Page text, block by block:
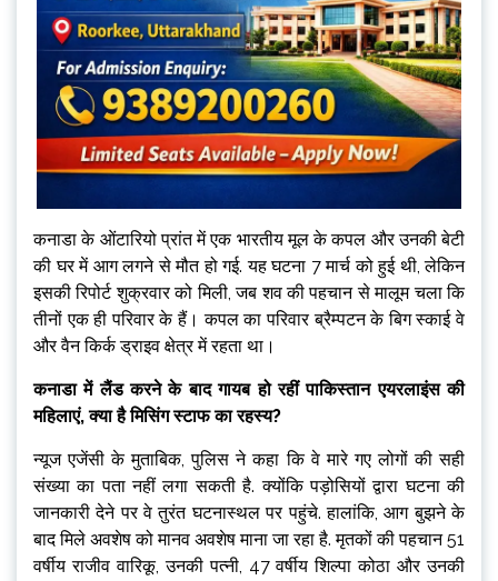
कनाडा के ओंटारियो प्रांत में एक भारतीय मूल के कपल और उनकी बेटी
की घर में आग लगने से मौत हो गई. यह घटना 7 मार्च को हुई थी, लेकिन
इसकी रिपोर्ट शुक्रवार को मिली, जब शव की पहचान से मालूम चला कि
तीनों एक ही परिवार के हैं। कपल का परिवार ब्रैम्पटन के बिग स्काई वे
और वैन किर्क ड्राइव क्षेत्र में रहता था।
कनाडा में लैंड करने के बाद गायब हो रहीं पाकिस्तान एयरलाइंस की
महिलाएं, क्या है मिसिंग स्टाफ का रहस्य?
न्यूज एजेंसी के मुताबिक, पुलिस ने कहा कि वे मारे गए लोगों की सही
संख्या का पता नहीं लगा सकती है. क्योंकि पड़ोसियों द्वारा घटना की
जानकारी देने पर वे तुरंत घटनास्थल पर पहुंचे. हालांकि, आग बुझने के
बाद मिले अवशेष को मानव अवशेष माना जा रहा है. मृतकों की पहचान 51
वर्षीय राजीव वारिकू, उनकी पत्नी, 47 वर्षीय शिल्पा कोठा और उनकी